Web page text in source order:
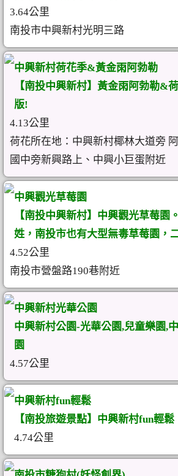
3.64公里
南投市中興新村光明三路
中興新村荷花季&黃金雨阿勃勒
【南投中興新村】黃金雨阿勃勒&
版!
4.13公里
荷花所在地：中興新村椰林大道旁
國中旁新興路上、中興小巨蛋附近
中興觀光草莓園
【南投中興新村】中興觀光草莓園
姓，南投市也有大型無毒草莓園，
4.52公里
南投市營盤路190巷附近
中興新村光華公園
中興新村公園-光華公園,兒童樂園,
園
4.57公里
中興新村fun輕鬆
【南投旅遊景點】中興新村fun輕鬆
4.74公里